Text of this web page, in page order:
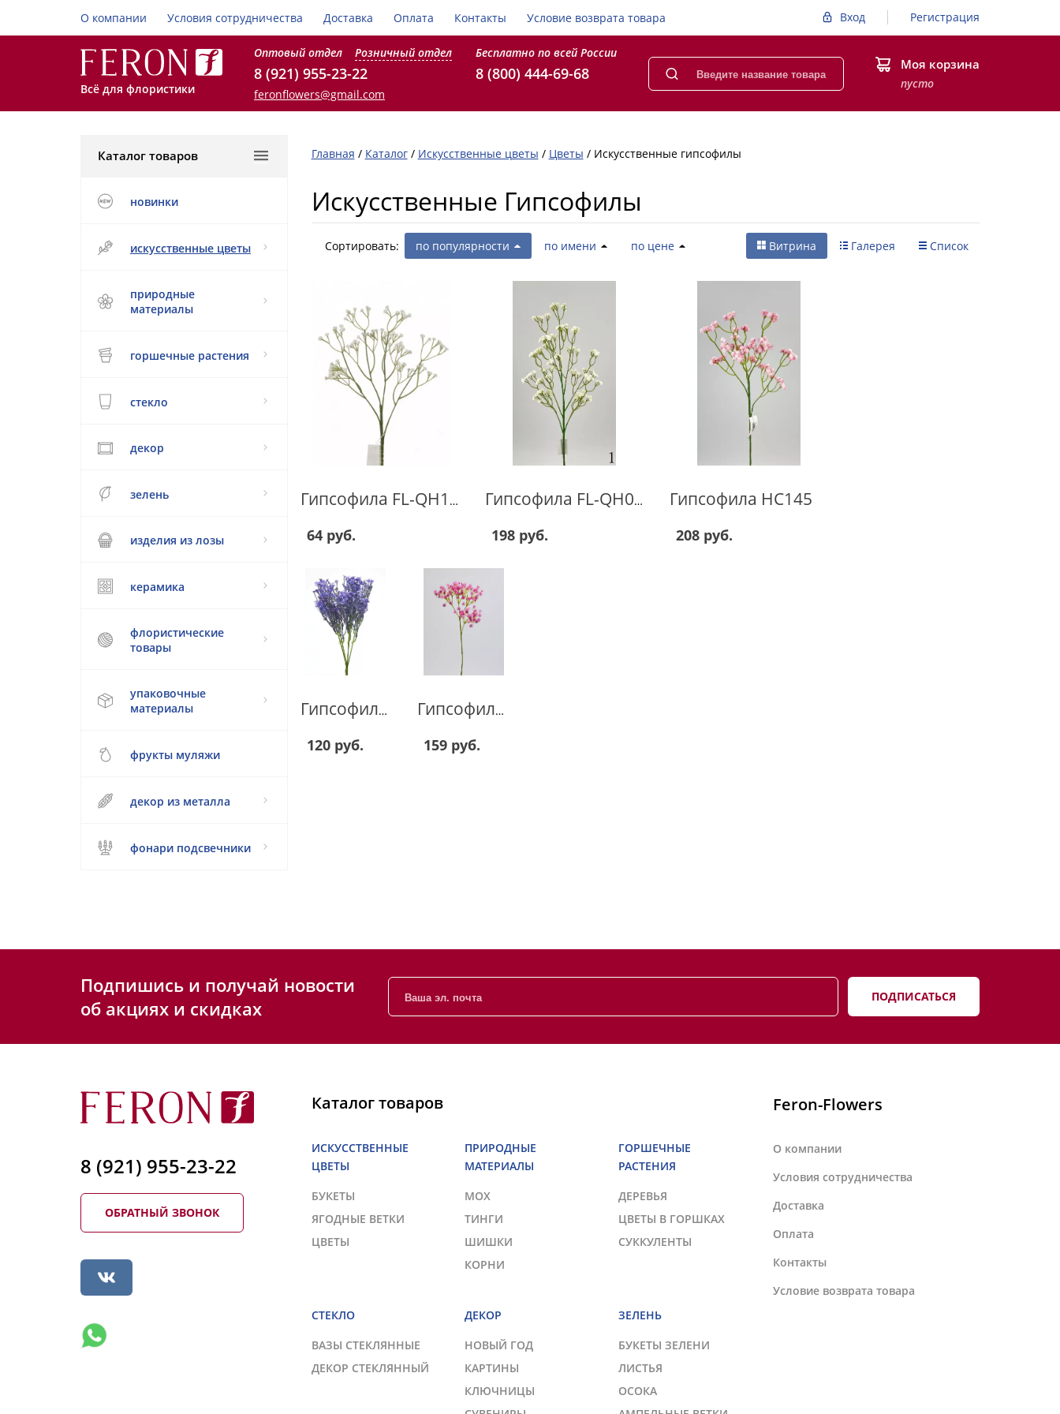
О компании Условия сотрудничества Доставка Оплата Контакты Условие возврата товара Вход Регистрация
Всё для флористики
Оптовый отдел Розничный отдел
8 (921) 955-23-22
feronflowers@gmail.com
Бесплатно по всей России
8 (800) 444-69-68 Моя корзина
пусто
Каталог товаров
новинки
искусственные цветы
природные
материалы
горшечные растения
стекло
декор
зелень
изделия из лозы
керамика
флористические
товары
упаковочные
материалы
фрукты муляжи
декор из металла
фонари подсвечники
Главная / Каталог / Искусственные цветы / Цветы / Искусственные гипсофилы
Искусственные Гипсофилы
Список
Галерея
Витрина
Сортировать: по популярности по имени по цене
Гипсофила FL-QH118
64 руб.
Гипсофила FL-QH037
198 руб.
Гипсофила HC145
208 руб.
Гипсофила 153213
120 руб.
Гипсофила SUN455
159 руб.
Подпишись и получай новости
об акциях и скидках
ПОДПИСАТЬСЯ
8 (921) 955-23-22
ОБРАТНЫЙ ЗВОНОК
Каталог товаров
ИСКУССТВЕННЫЕ
ЦВЕТЫ
БУКЕТЫ
ЯГОДНЫЕ ВЕТКИ
ЦВЕТЫ
ПРИРОДНЫЕ
МАТЕРИАЛЫ
МОХ
ТИНГИ
ШИШКИ
КОРНИ
ГОРШЕЧНЫЕ
РАСТЕНИЯ
ДЕРЕВЬЯ
ЦВЕТЫ В ГОРШКАХ
СУККУЛЕНТЫ
СТЕКЛО
ВАЗЫ СТЕКЛЯННЫЕ
ДЕКОР СТЕКЛЯННЫЙ
ДЕКОР
НОВЫЙ ГОД
КАРТИНЫ
КЛЮЧНИЦЫ
ЗЕЛЕНЬ
БУКЕТЫ ЗЕЛЕНИ
ЛИСТЬЯ
ОСОКА
Feron-Flowers
О компании
Условия сотрудничества
Доставка
Оплата
Контакты
Условие возврата товара